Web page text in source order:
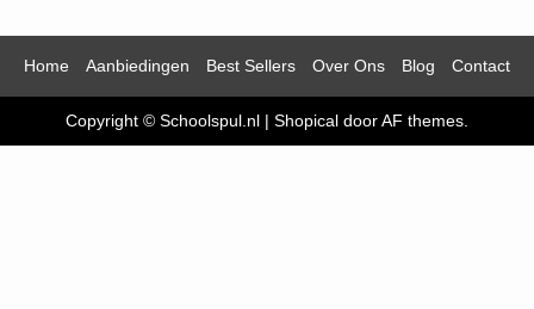
Home Aanbiedingen Best Sellers Over Ons Blog Contact
Copyright © Schoolspul.nl | Shopical door AF themes.